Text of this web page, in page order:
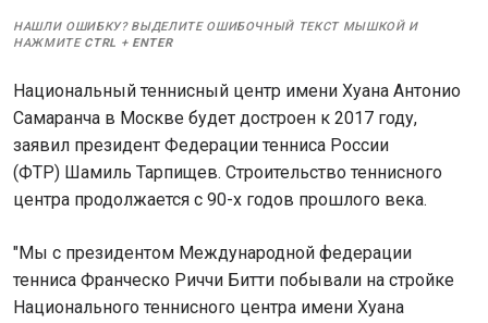
НАШЛИ ОШИБКУ? ВЫДЕЛИТЕ ОШИБОЧНЫЙ ТЕКСТ МЫШКОЙ И
НАЖМИТЕ CTRL + ENTER
Национальный теннисный центр имени Хуана Антонио
Самаранча в Москве будет достроен к 2017 году,
заявил президент Федерации тенниса России
(ФТР) Шамиль Тарпищев. Строительство теннисного
центра продолжается с 90-х годов прошлого века.
"Мы с президентом Международной федерации
тенниса Франческо Риччи Битти побывали на стройке
Национального теннисного центра имени Хуана